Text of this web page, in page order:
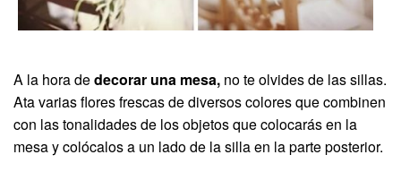
A la hora dedecorar una mesa, no te olvides de las sillas.
Ata varias flores frescas de diversos colores que combinen
con las tonalidades de los objetos que colocarás en la
mesa y colócalos a un lado de la silla en la parte posterior.